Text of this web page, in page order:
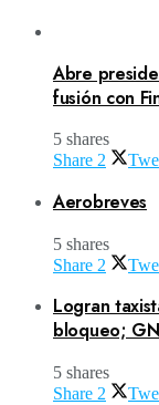
Abre
fusión con
5 shares
Share 2
Aerobreves
5 shares
Share 2
Logran
bloqueo;
5 shares
Share 2